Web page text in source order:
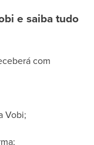
e saiba tudo
com
Vobi;